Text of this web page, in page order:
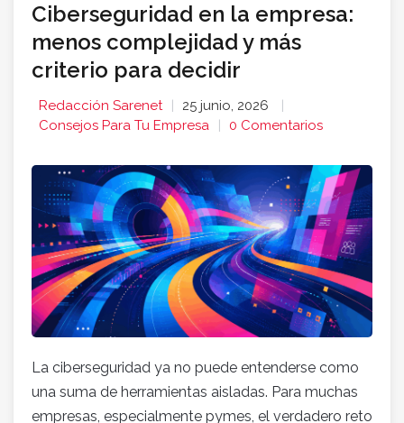
Ciberseguridad en la empresa:
menos complejidad y más
criterio para decidir
Redacción Sarenet
25 junio, 2026
Consejos Para Tu Empresa
0 Comentarios
La ciberseguridad ya no puede entenderse como
una suma de herramientas aisladas. Para muchas
empresas, especialmente pymes, el verdadero reto